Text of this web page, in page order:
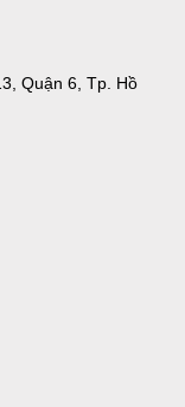
Quận 6, Tp. Hồ